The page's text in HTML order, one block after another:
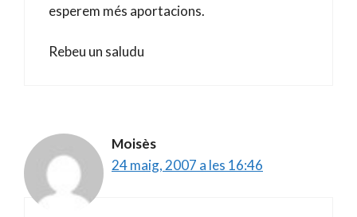
esperem més aportacions.
Rebeu un saludu
Moisès
24 maig, 2007 a les 16:46